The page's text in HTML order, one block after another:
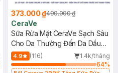
373.000 ₫490.000 ₫
CeraVe
Sữa Rửa Mặt CeraVe Sạch Sâu
Cho Da Thường Đến Da Dầu
473ml
4.9 (116)
1.4k/tháng
64%